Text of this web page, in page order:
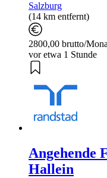
Salzburg
(14 km entfernt)
2800,00 brutto/
vor etwa 1 Stunde
Angehende
Hallein